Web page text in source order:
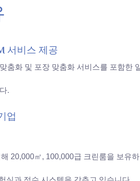
서비스 제공
춤화 및 포장 맞춤화 서비스를 포함한
.
업
20,000㎡, 100,000급 크린룸을 보유